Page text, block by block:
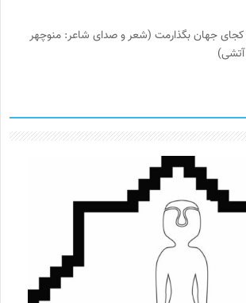
کجای جهان بگذارمت (شعر و صدای شاعر: منوچهر
آتشی)